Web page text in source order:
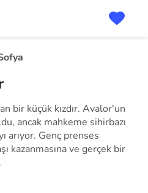
bir küçük kızdır. Avalor'un
ancak mahkeme sihirbazı
arıyor. Genç prenses
kazanmasına ve gerçek bir